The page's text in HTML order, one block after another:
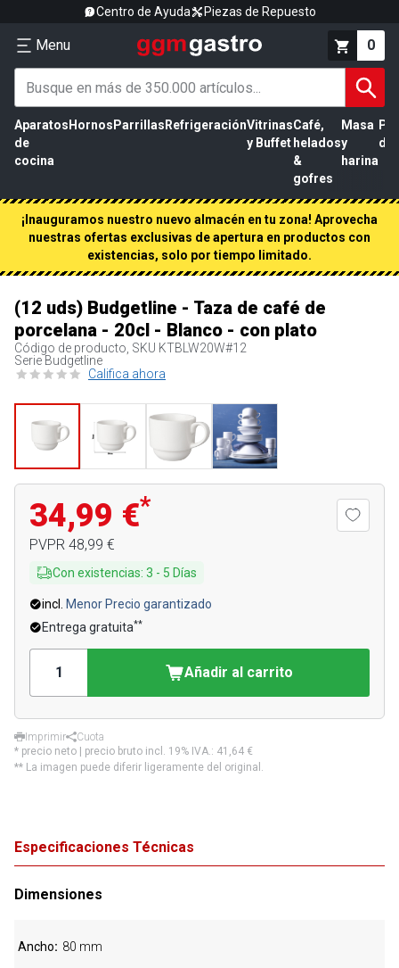
Centro de Ayuda Piezas de Repuesto
Menu 0
Aparatos
de
cocina
Hornos Parrillas RefrigeraciónVitrinas
y Buffet
Café,
helados
&
gofres
Masa
y
harina
de
¡Inauguramos nuestro nuevo almacén en tu zona! Aprovecha
nuestras ofertas exclusivas de apertura en productos con
existencias, solo por tiempo limitado.
(12 uds) Budgetline - Taza de café de
porcelana - 20cl - Blanco - con plato
Código de producto, SKU KTBLW20W#12
Serie Budgetline
Califica ahora
34,99 €*
PVPR 48,99 €
Con existencias: 3 - 5 Días
incl.
Menor Precio garantizado
Entrega gratuita**
Añadir al carrito
Imprimir
Cuota
* precio neto | precio bruto incl. 19% IVA.: 41,64 €
** La imagen puede diferir ligeramente del original.
Especificaciones Técnicas
Dimensiones
Ancho 80 mm